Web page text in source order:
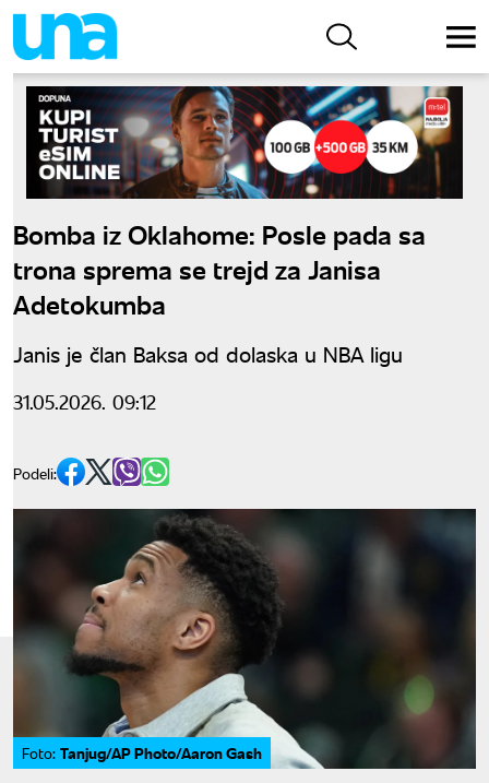
Bomba iz Oklahome: Posle pada sa
trona sprema se trejd za Janisa
Adetokumba
Janis je član Baksa od dolaska u NBA ligu
31.05.2026. 09:12
Podeli:
Foto: Tanjug/AP Photo/Aaron Gash